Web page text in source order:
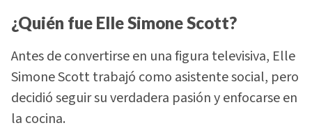
¿Quién fue Elle Simone Scott?
Antes de convertirse en una figura televisiva, Elle
Simone Scott trabajó como asistente social, pero
decidió seguir su verdadera pasión y enfocarse en
la cocina.